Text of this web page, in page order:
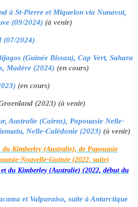
à St-Pierre et Miquelon via Nunavut,
(09/2024) (à venir)
(07/2024)
(Guinée Bissau), Cap Vert, Sahara
Madère (2024) (en cours)
(en cours)
(2023) (à venir)
Australie (Cairns), Papouasie Nelle-
Nelle-Calédonie (2023) (à venir)
du Kimberley (Australie), de Papouasie
Nouvelle-Guinée (2022, suite)
du Kimberley (Australie) (2022, début du
et Valparaiso, suite à Antarctique